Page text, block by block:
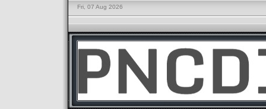
Fri, 07 Aug 2026